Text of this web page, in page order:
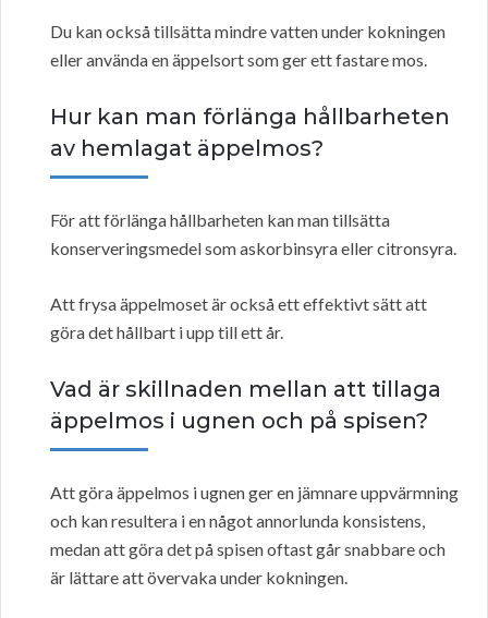
Du kan också tillsätta mindre vatten under kokningen
eller använda en äppelsort som ger ett fastare mos.
Hur kan man förlänga hållbarheten
av hemlagat äppelmos?
För att förlänga hållbarheten kan man tillsätta
konserveringsmedel som askorbinsyra eller citronsyra.
Att frysa äppelmoset är också ett effektivt sätt att
göra det hållbart i upp till ett år.
Vad är skillnaden mellan att tillaga
äppelmos i ugnen och på spisen?
Att göra äppelmos i ugnen ger en jämnare uppvärmning
och kan resultera i en något annorlunda konsistens,
medan att göra det på spisen oftast går snabbare och
är lättare att övervaka under kokningen.